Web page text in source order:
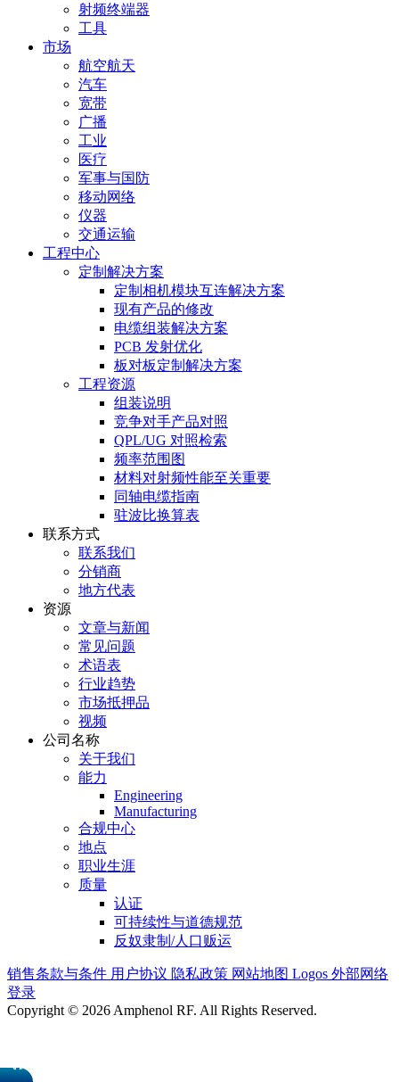
射频终端器
工具
市场
航空航天
汽车
宽带
广播
工业
医疗
军事与国防
移动网络
仪器
交通运输
工程中心
定制解决方案
定制相机模块互连解决方案
现有产品的修改
电缆组装解决方案
PCB 发射优化
板对板定制解决方案
工程资源
组装说明
竞争对手产品对照
QPL/UG 对照检索
频率范围图
材料对射频性能至关重要
同轴电缆指南
驻波比换算表
联系方式
联系我们
分销商
地方代表
资源
文章与新闻
常见问题
术语表
行业趋势
市场抵押品
视频
公司名称
关于我们
能力
Engineering
Manufacturing
合规中心
地点
职业生涯
质量
认证
可持续性与道德规范
反奴隶制/人口贩运
销售条款与条件 用户协议 隐私政策 网站地图 Logos 外部网络
登录
Copyright © 2026 Amphenol RF. All Rights Reserved.